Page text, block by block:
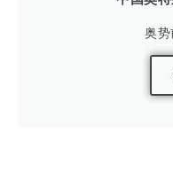
奥势